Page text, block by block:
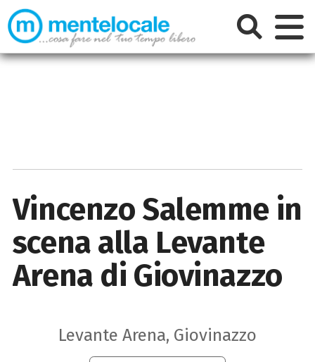
Vincenzo Salemme in
scena alla Levante
Arena di Giovinazzo
Levante Arena, Giovinazzo